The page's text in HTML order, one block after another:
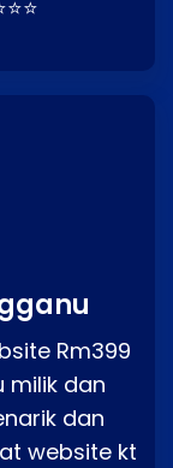
Rm399
milik dan
dan
website kt